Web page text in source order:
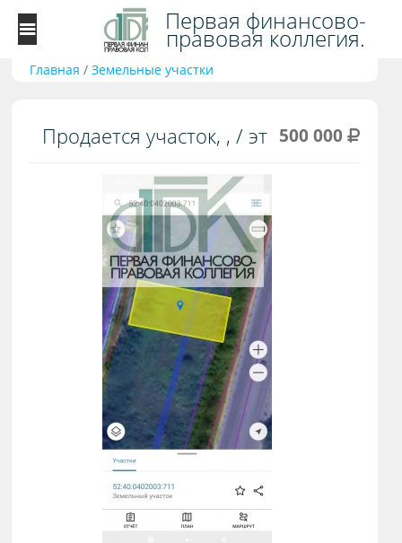
Первая финансово-
правовая коллегия.
Главная /Земельные участки
Продается участок, , / эт 500 000